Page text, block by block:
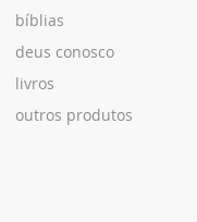
bíblias
deus conosco
livros
outros produtos